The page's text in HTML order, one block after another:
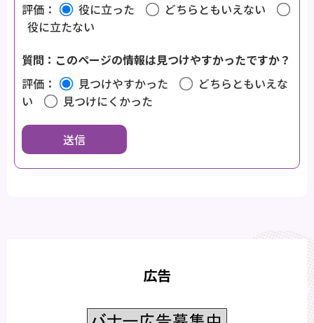
評価：
役に立った
どちらともいえない
役に立たない
質問：このページの情報は見つけやすかったですか？
評価：
見つけやすかった
どちらともいえな
い
見つけにくかった
広告